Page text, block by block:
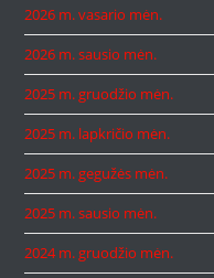
2026 m. vasario mėn.
2026 m. sausio mėn.
2025 m. gruodžio mėn.
2025 m. lapkričio mėn.
2025 m. gegužės mėn.
2025 m. sausio mėn.
2024 m. gruodžio mėn.